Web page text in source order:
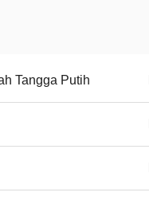
Tangga Putih